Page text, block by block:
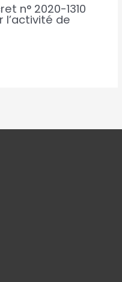
n° 2020-1310
l’activité de